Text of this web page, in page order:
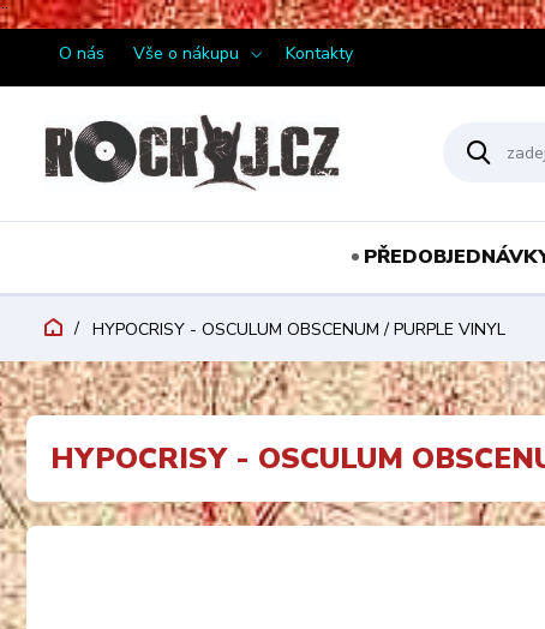
¨
O nás Vše o nákupu Kontakty
HYPOCRISY - OSCULUM OBSCENUM / PURPLE VINYL
HYPOCRISY - OSCULUM